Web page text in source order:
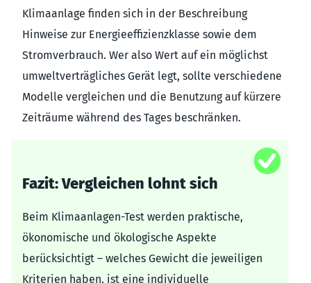
Klimaanlage finden sich in der Beschreibung
Hinweise zur Energieeffizienzklasse sowie dem
Stromverbrauch. Wer also Wert auf ein möglichst
umweltverträgliches Gerät legt, sollte verschiedene
Modelle vergleichen und die Benutzung auf kürzere
Zeiträume während des Tages beschränken.
Fazit: Vergleichen lohnt sich
Beim Klimaanlagen-Test werden praktische,
ökonomische und ökologische Aspekte
berücksichtigt – welches Gewicht die jeweiligen
Kriterien haben, ist eine individuelle